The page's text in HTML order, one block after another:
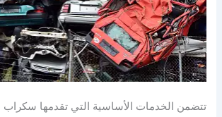
تتضمن الخدمات الأساسية التي تقدمها سكراب